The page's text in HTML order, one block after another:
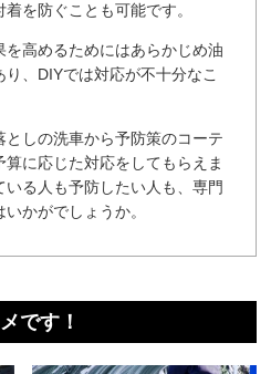
を防ぐことも可能です。
を高めるためにはあらかじめ油
、DIYでは対応が不十分なこ
しの洗車から予防策のコーテ
に応じた対応をしてもらえま
る人も予防したい人も、専門
かがでしょうか。
です！